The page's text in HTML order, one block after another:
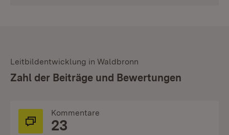
Leitbildentwicklung in Waldbronn
Zahl der Beiträge und Bewertungen
Kommentare
23